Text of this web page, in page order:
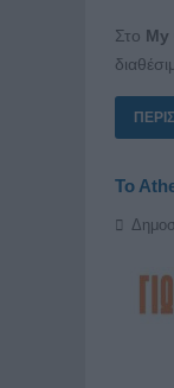
Στο My
Το